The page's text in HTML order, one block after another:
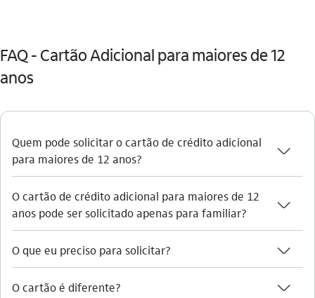
FAQ - Cartão Adicional para maiores de 12
anos
Quem pode solicitar o cartão de crédito adicional
para maiores de 12 anos?
seta_baixo
O cartão de crédito adicional para maiores de 12
anos pode ser solicitado apenas para familiar?
seta_baixo
O que eu preciso para solicitar? seta_baixo
O cartão é diferente? seta_baixo